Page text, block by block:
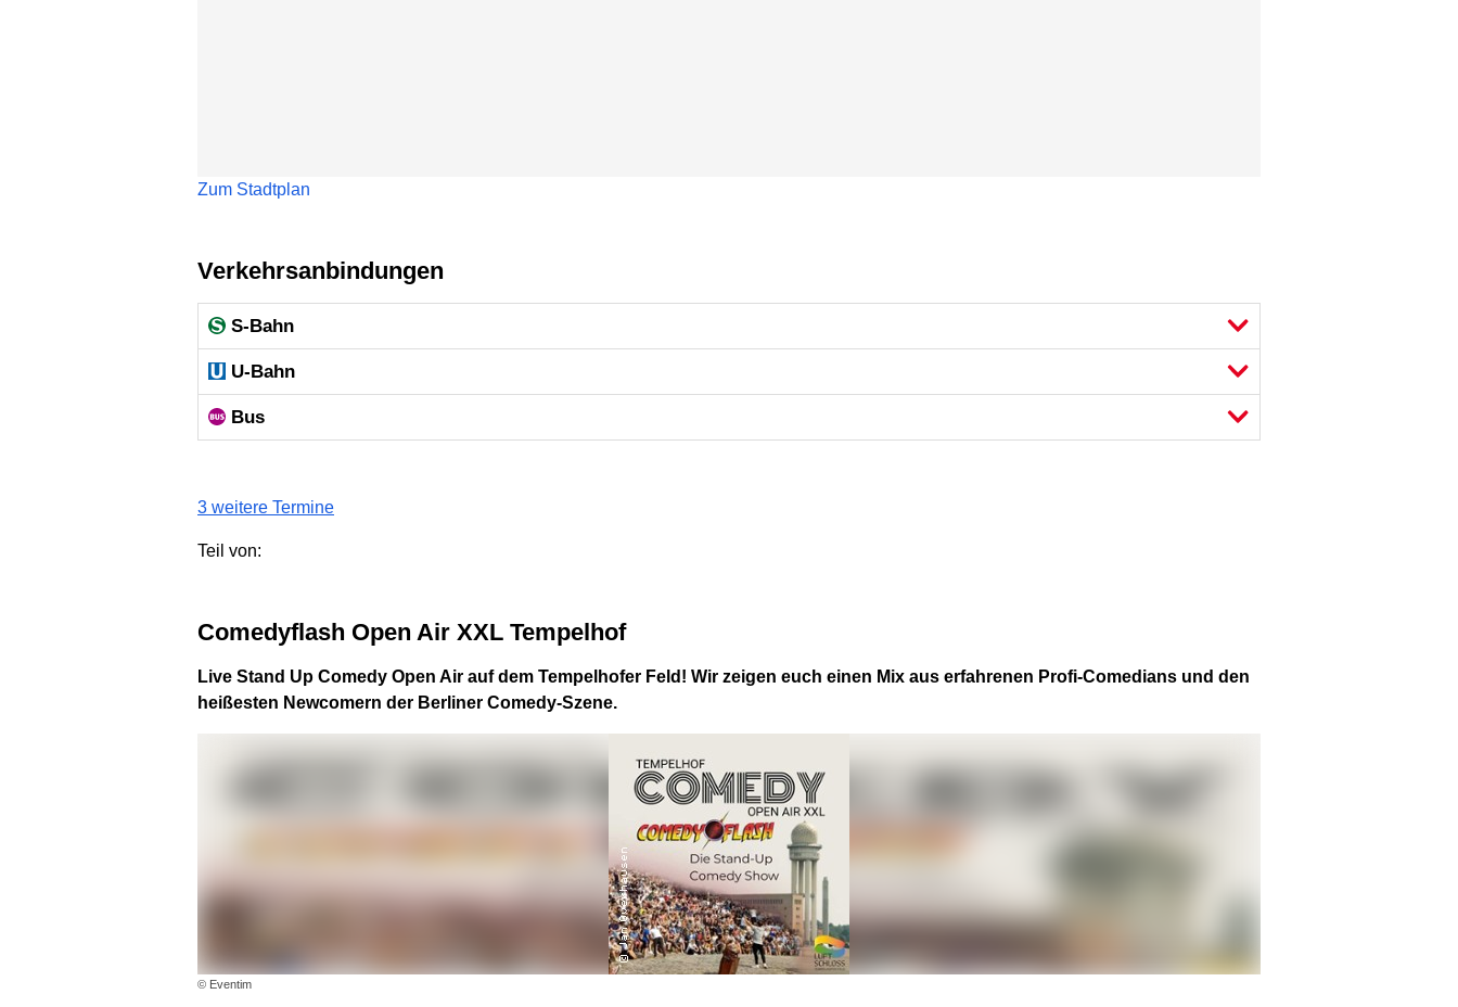
Zum Stadtplan
Verkehrsanbindungen
S-Bahn
U-Bahn
Bus
3 weitere Termine
Teil von:
Comedyflash Open Air XXL Tempelhof
Live Stand Up Comedy Open Air auf dem Tempelhofer Feld! Wir zeigen euch einen Mix aus erfahrenen Profi-Comedians und den
heißesten Newcomern der Berliner Comedy-Szene.
© Eventim